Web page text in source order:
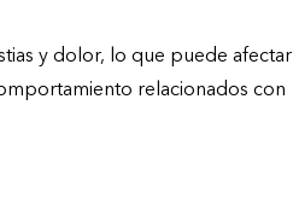
y dolor, lo que puede afectar
relacionados con